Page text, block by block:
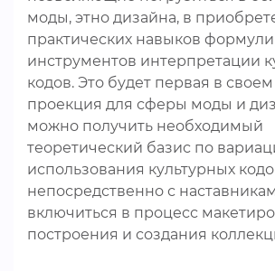
моды, этно дизайна, в
практических навыков
инструментов интерпретации
кодов. Это будет первая в
проекция для сферы моды и
можно получить необходимый
теоретический базис по
использования культурных
непосредственно с
включиться в процесс
построения и создания